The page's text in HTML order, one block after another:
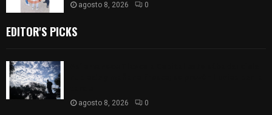
agosto 8, 2026 0
EDITOR'S PICKS
agosto 8, 2026 0